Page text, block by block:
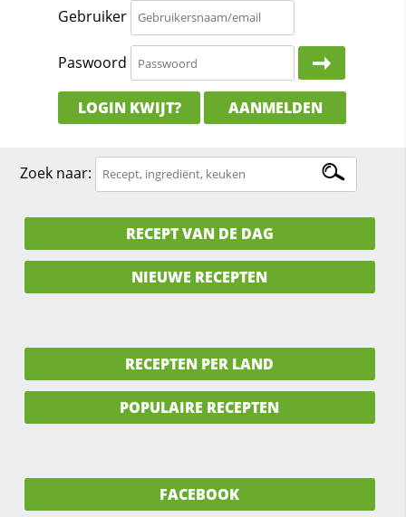
Gebruiker
Paswoord
LOGIN KWIJT? AANMELDEN
Zoek naar:
RECEPT VAN DE DAG
NIEUWE RECEPTEN
RECEPTEN PER LAND
POPULAIRE RECEPTEN
FACEBOOK